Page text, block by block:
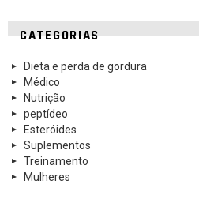
CATEGORIAS
Dieta e perda de gordura
Médico
Nutrição
peptídeo
Esteróides
Suplementos
Treinamento
Mulheres